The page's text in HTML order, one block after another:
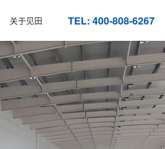
关于见田 TEL: 400-808-6267